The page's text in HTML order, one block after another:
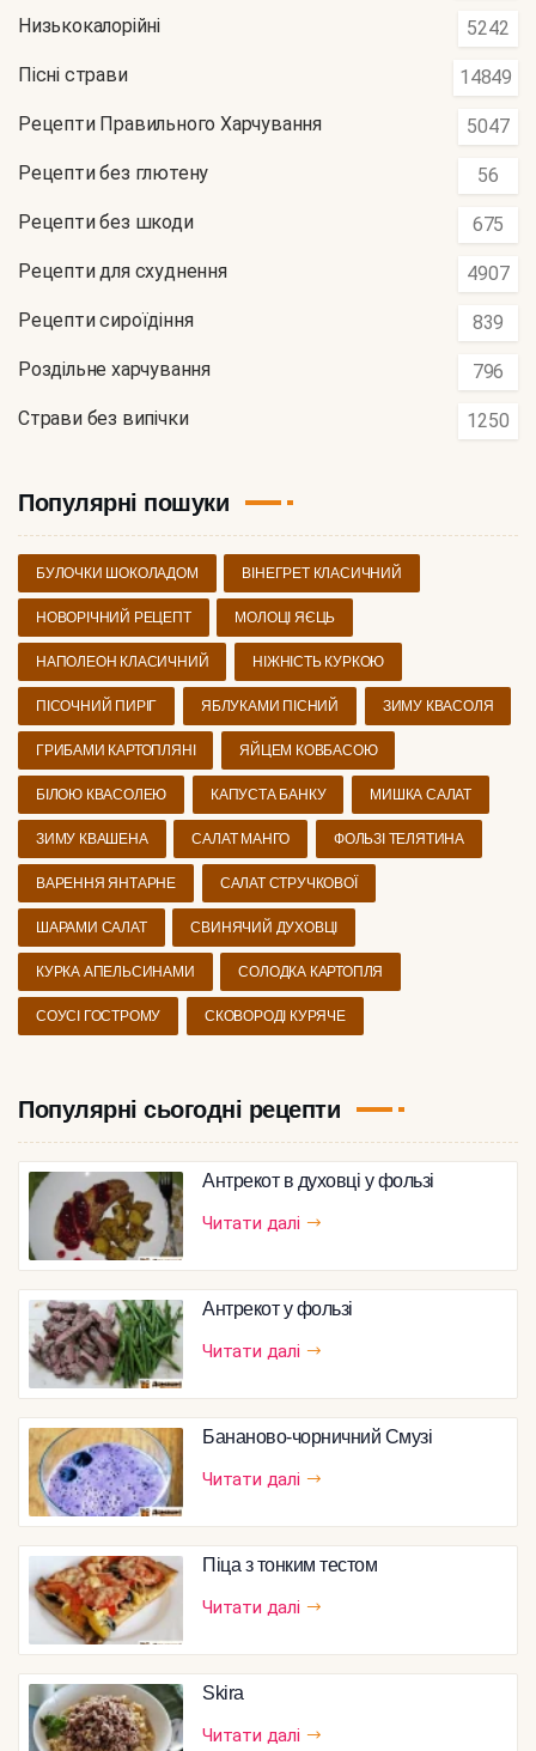
Низькокалорійні 5242
Пісні страви 14849
Рецепти Правильного Харчування 5047
Рецепти без глютену 56
Рецепти без шкоди 675
Рецепти для схуднення 4907
Рецепти сироїдіння 839
Роздільне харчування 796
Страви без випічки 1250
Популярні пошуки
БУЛОЧКИ ШОКОЛАДОМ ВІНЕГРЕТ КЛАСИЧНИЙ
НОВОРІЧНИЙ РЕЦЕПТ МОЛОЦІ ЯЄЦЬ
НАПОЛЕОН КЛАСИЧНИЙ НІЖНІСТЬ КУРКОЮ
ПІСОЧНИЙ ПИРІГ ЯБЛУКАМИ ПІСНИЙ ЗИМУ КВАСОЛЯ
ГРИБАМИ КАРТОПЛЯНІ ЯЙЦЕМ КОВБАСОЮ
БІЛОЮ КВАСОЛЕЮ КАПУСТА БАНКУ МИШКА САЛАТ
ЗИМУ КВАШЕНА САЛАТ МАНГО ФОЛЬЗІ ТЕЛЯТИНА
ВАРЕННЯ ЯНТАРНЕ САЛАТ СТРУЧКОВОЇ
ШАРАМИ САЛАТ СВИНЯЧИЙ ДУХОВЦІ
КУРКА АПЕЛЬСИНАМИ СОЛОДКА КАРТОПЛЯ
СОУСІ ГОСТРОМУ СКОВОРОДІ КУРЯЧЕ
Популярні сьогодні рецепти
Антрекот в духовці у фользі
Читати далі
Антрекот у фользі
Читати далі
Бананово-чорничний Смузі
Читати далі
Піца з тонким тестом
Читати далі
Skira
Читати далі